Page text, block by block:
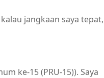
jangkaan saya tepat,
ke-15 (PRU-15)). Saya